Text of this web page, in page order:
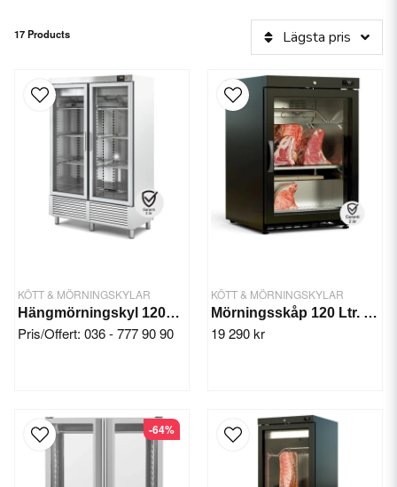
17 Products Lägsta pris
KÖTT & MÖRNINGSKYLAR
Hängmörningskyl 1201 L. +4/+30°C, 2x Glasdörr
Pris/Offert: 036 - 777 90 90
KÖTT & MÖRNINGSKYLAR
Mörningsskåp 120 Ltr. (20 kg)
19 290 kr
-64%